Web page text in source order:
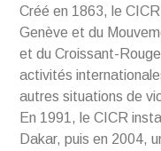
Créé en 1863, le
Genève et du
et du Croissant-
activités
autres situations de
En 1991, le CICR
Dakar, puis en 2004,